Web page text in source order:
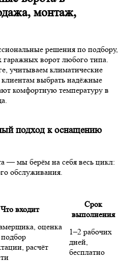
монтаж,
решения по подбору,
гаражных ворот любого типа
учитываем климатические
выбрать надёжные
комфортную температуру в
подход к оснащению
— мы берём на себя весь цикл:
обслуживания.
Что входит
Срок
выполнения
, оценка
ации, расчёт
1–2 рабочих
дней,
бесплатно